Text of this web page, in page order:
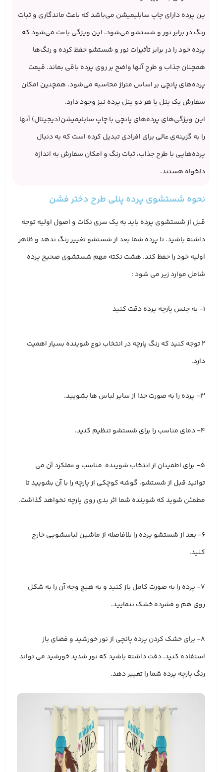
ین پرده دارای چاپ سابلیمیشن می‌باشد که باعث ماندگاری و ثبات
رنگ در برابر نور و شستشو می‌شود. این ویژگی باعث می‌شود که
پرده خود را در برابر تأثیرات نور و شستشو حفظ کرده و رنگ‌ها
همچنان جذاب و طرح آنها واضح بر روی پرده باقی بماند. قیمت
پرده‌های پانچی بر اساس متراژ محاسبه می‌شود، همچنین امکان
سفارش یک پنل یا هر دو پنل پرده نیز وجود دارد.
این ویژگی‌های پرده‌های پانچی با چاپ سابلیمیشن(دیجیتال) آنها
را به گزینه‌ی عالی برای افرادی ‌تبدیل کرده است که به دنبال
پرده‌هایی با طرح جذاب، ثبات رنگ و امکان سفارش به اندازه
دلخواه هستند.
نحوه شستشوی پرده پنلی طرح دختر فشن
قبل از شستشوی پرده باید به یک سری نکات و اصول اولیه توجه
داشته باشید، تا پرده شما بعد از شستشو تغییر رنگ ندهد و ظاهر
اولیه خود را حفظ کند. هشت نکته مهم شستشوی صحیح پرده
شامل موارد زیر می شود :
۱- به جنس پارچه پرده دقت کنید
۲ توجه کنید که رنگ پارچه در انتخاب نوع شوینده بسیار اهمیت
دارد.
۳- پرده را به صورت جدا از سایر لباس ها بشویید.
۴- دمای مناسب را برای شستشو تنظیم کنید.
۵- برای اطمینان از انتخاب شوینده مناسب و عملکرد آن می
توانید قبل از شستشو، گوشه کوچکی از پارچه را با آن بشویید تا
مطمئن شوید که شوینده شما اثر بدی روی پارچه نخواهد گذاشت.
6- بعد از شستشو پرده را بلافاصله از ماشین لباسشویی خارج
کنید.
۷- پرده را به صورت کامل باز کنید و به هیچ وجه آن را به شکل
روی هم و فشرده خشک ننمایید.
۸- برای خشک کردن پرده پانچی از نور خورشید و فضای باز
استفاده کنید. دقت داشته باشید که نور شدید خورشید می تواند
رنگ پارچه پرده شما را تغییر دهد.